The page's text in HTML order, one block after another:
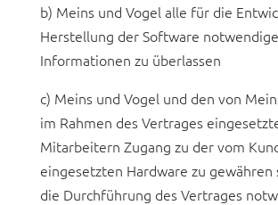
b) Meins und Vogel alle für die
Herstellung der Software
Informationen zu überlassen
c) Meins und Vogel und den von
im Rahmen des Vertrages
Mitarbeitern Zugang zu der vom
eingesetzten Hardware zu
die Durchführung des Vertrages